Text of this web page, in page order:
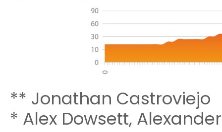
** Jonathan Castroviejo
* Alex Dowsett,